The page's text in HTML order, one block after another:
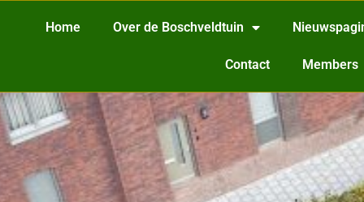
Home Over de Boschveldtuin
Contact Members